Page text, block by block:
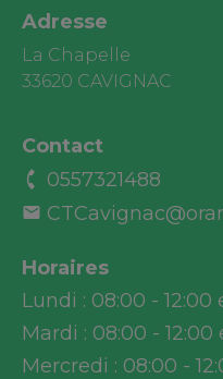
Adresse
La Chapelle
33620 CAVIGNAC
Contact
0557321488
Horaires
Lundi : 08:00 - 12:00
Mardi : 08:00 - 12:00
Mercredi : 08:00 -